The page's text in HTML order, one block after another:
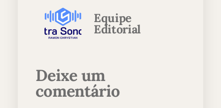
Equipe
Editorial
Deixe um
comentário